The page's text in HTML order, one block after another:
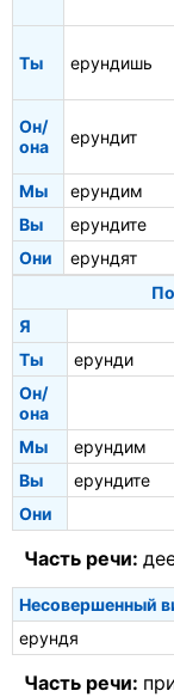
Ты ерундишь
Он/
она
ерундит
Мы
ерундим
Вы
ерундите
Они
ерундят
Я
Ты
ерунди
Он/
она
Мы
ерундим
Вы
ерундите
Они
Часть речи:
Несовершенный
ерундя
Часть речи: